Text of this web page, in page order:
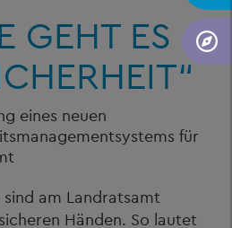
GEHT ES
eines neuen
für
am Landratsamt
Händen. So lautet